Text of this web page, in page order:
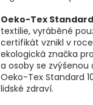
Oeko-Tex Standard
textilie, vyráběné
certifikát vznikl v
ekologická značka
a osoby se
Oeko-Tex Standard
lidské zdraví.